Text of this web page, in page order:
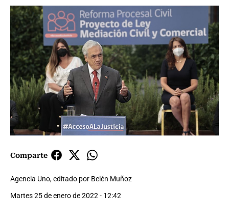
Comparte
Agencia Uno, editado por Belén Muñoz
Martes 25 de enero de 2022 - 12:42